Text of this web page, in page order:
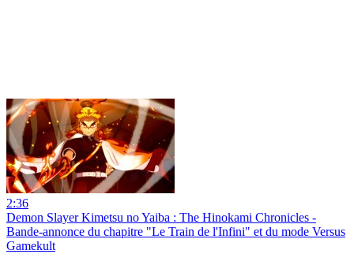
2:36
Demon Slayer Kimetsu no Yaiba : The Hinokami Chronicles -
Bande-annonce du chapitre "Le Train de l'Infini" et du mode Versus
Gamekult